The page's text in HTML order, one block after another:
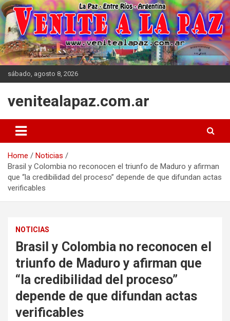
Skip
to
content
sábado, agosto 8, 2026
venitealapaz.com.ar
Home
Noticias
Brasil y Colombia no reconocen el triunfo de Maduro y afirman
que “la credibilidad del proceso” depende de que difundan actas
verificables
NOTICIAS
Brasil y Colombia no reconocen el
triunfo de Maduro y afirman que
“la credibilidad del proceso”
depende de que difundan actas
verificables